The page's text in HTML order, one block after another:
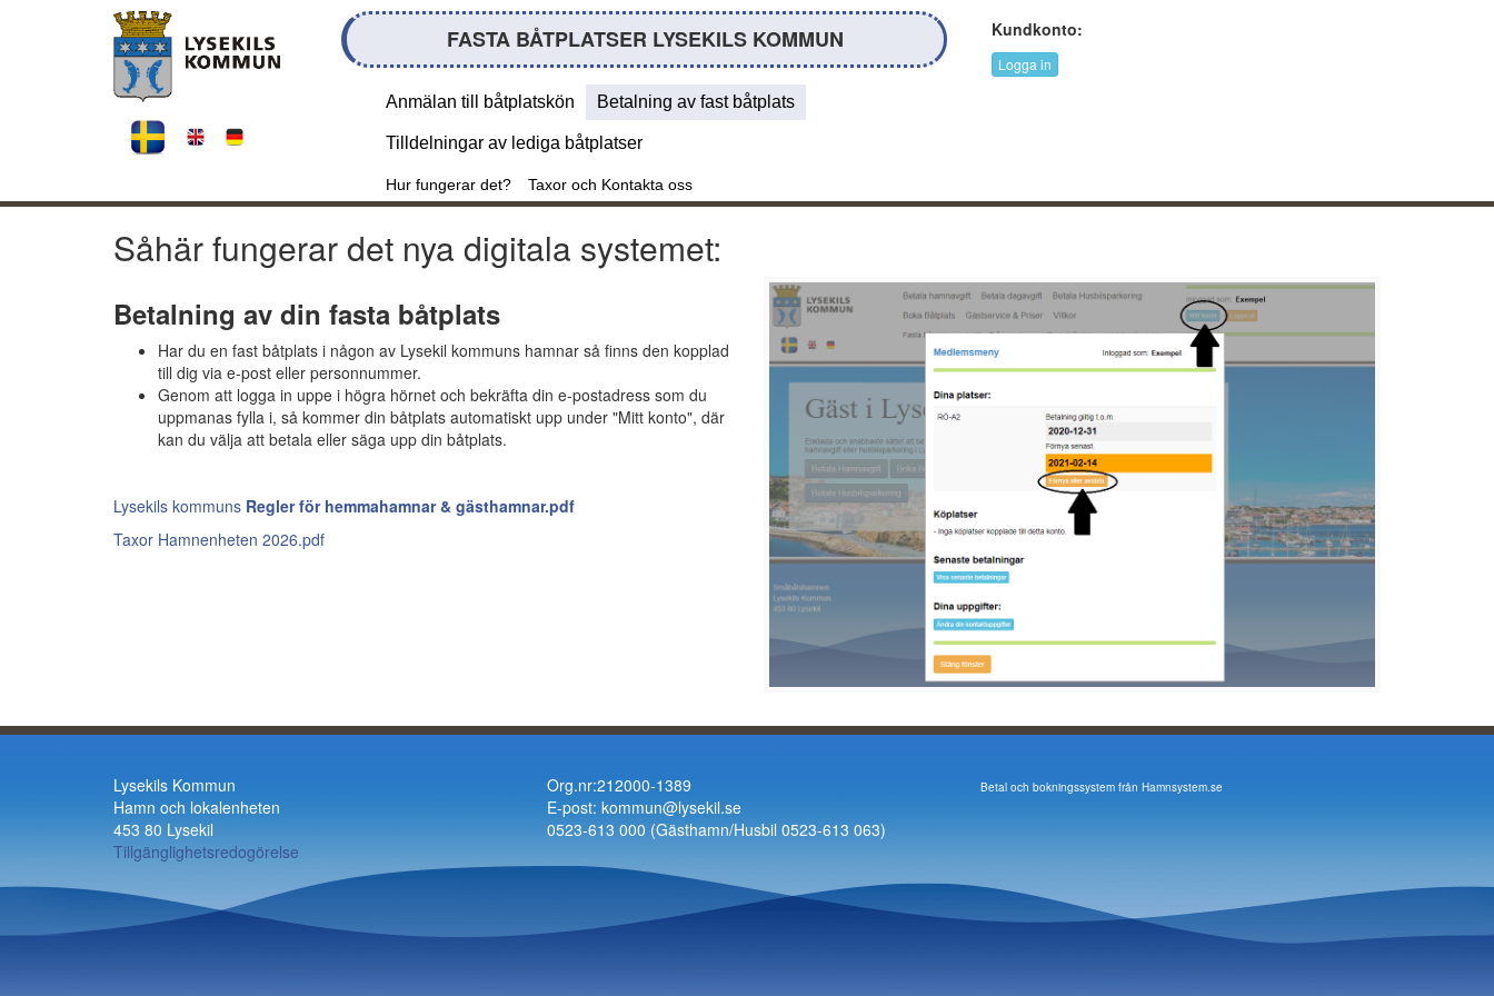
FASTA BÅTPLATSER LYSEKILS KOMMUN
Anmälan till båtplatskön Betalning av fast båtplats
Tilldelningar av lediga båtplatser
Hur fungerar det? Taxor och Kontakta oss
Kundkonto:
Logga in
Såhär fungerar det nya digitala systemet:
Betalning av din fasta båtplats
Har du en fast båtplats i någon av Lysekil kommuns hamnar så finns den kopplad
till dig via e-post eller personnummer.
Genom att logga in uppe i högra hörnet och bekräfta din e-postadress som du
uppmanas fylla i, så kommer din båtplats automatiskt upp under "Mitt konto", där
kan du välja att betala eller säga upp din båtplats.
Lysekils kommuns Regler för hemmahamnar & gästhamnar.pdf
Taxor Hamnenheten 2026.pdf
Lysekils Kommun
Hamn och lokalenheten
453 80 Lysekil
Tillgänglighetsredogörelse
Org.nr:212000-1389
E-post: kommun@lysekil.se
0523-613 000 (Gästhamn/Husbil 0523-613 063)
Betal och bokningssystem från Hamnsystem.se